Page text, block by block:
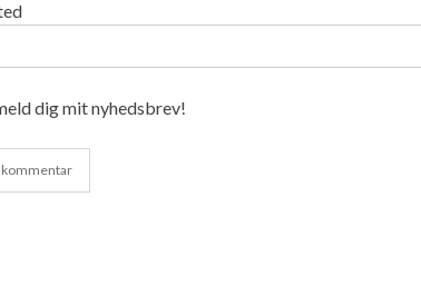
dig mit nyhedsbrev!